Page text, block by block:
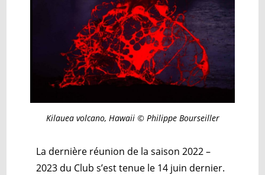
Kilauea volcano, Hawaii © Philippe Bourseiller
La dernière réunion de la saison 2022 –
2023 du Club s’est tenue le 14 juin dernier.